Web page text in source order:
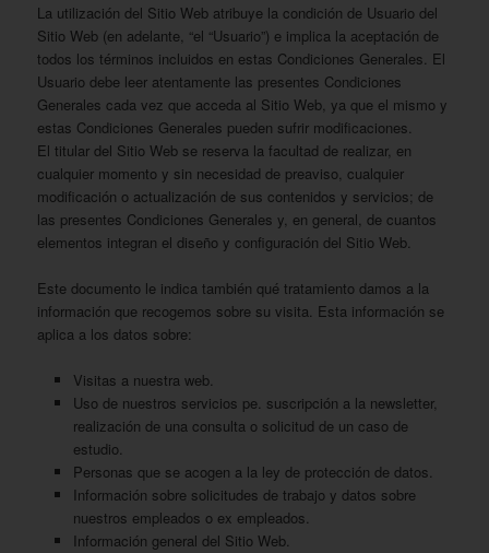
La utilización del Sitio Web atribuye la condición de Usuario del
Sitio Web (en adelante, “el “Usuario”) e implica la aceptación de
todos los términos incluidos en estas Condiciones Generales. El
Usuario debe leer atentamente las presentes Condiciones
Generales cada vez que acceda al Sitio Web, ya que el mismo y
estas Condiciones Generales pueden sufrir modificaciones.
El titular del Sitio Web se reserva la facultad de realizar, en
cualquier momento y sin necesidad de preaviso, cualquier
modificación o actualización de sus contenidos y servicios; de
las presentes Condiciones Generales y, en general, de cuantos
elementos integran el diseño y configuración del Sitio Web.
Este documento le indica también qué tratamiento damos a la
información que recogemos sobre su visita. Esta información se
aplica a los datos sobre:
Visitas a nuestra web.
Uso de nuestros servicios pe. suscripción a la newsletter,
realización de una consulta o solicitud de un caso de
estudio.
Personas que se acogen a la ley de protección de datos.
Información sobre solicitudes de trabajo y datos sobre
nuestros empleados o ex empleados.
Información general del Sitio Web.